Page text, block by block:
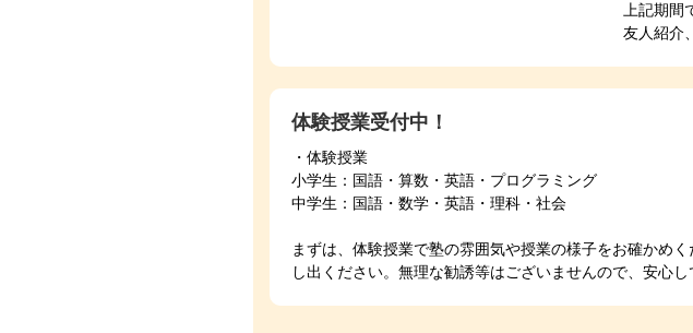
上記期
友人紹介
体験授業受付中！
・体験授業
小学生：国語・算数・英語・プログラミング
中学生：国語・数学・英語・理科・社会
まずは、体験授業で塾の雰囲気や授業の様子をお確かめ
し出ください。無理な勧誘等はございませんので、安心し